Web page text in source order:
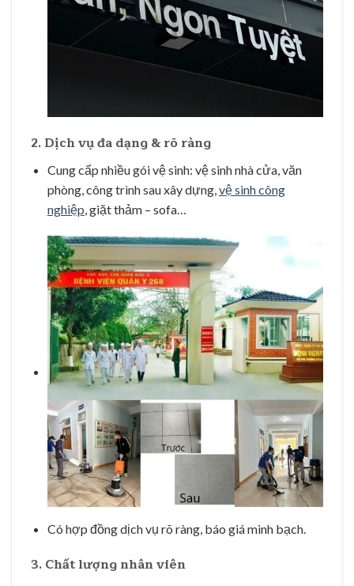
2.Dịch vụ đa dạng & rõ ràng
Cung cấp nhiều gói vệ sinh: vệ sinh nhà cửa, văn
phòng, công trình sau xây dựng, vệ sinh công
nghiệp , giặt thảm – sofa…
Có hợp đồng dịch vụ rõ ràng, báo giá minh bạch.
3.Chất lượng nhân viên